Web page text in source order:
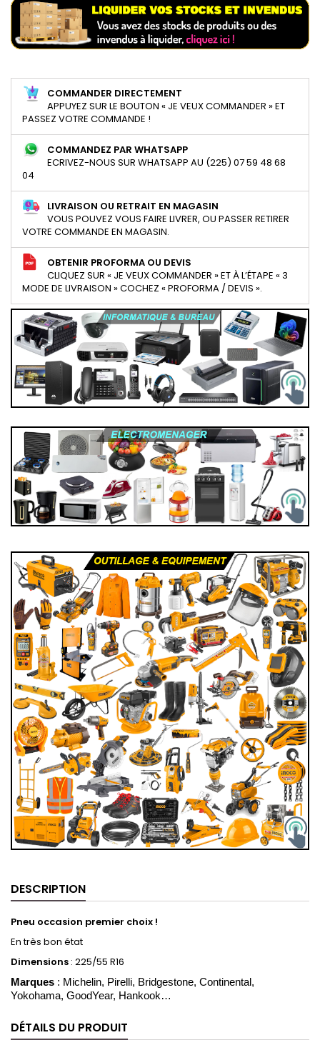
COMMANDER DIRECTEMENT
APPUYEZ SUR LE BOUTON « JE VEUX COMMANDER » ET
PASSEZ VOTRE COMMANDE !
COMMANDEZ PAR WHATSAPP
ECRIVEZ-NOUS SUR WHATSAPP AU (225) 07 59 48 68
04
LIVRAISON OU RETRAIT EN MAGASIN
VOUS POUVEZ VOUS FAIRE LIVRER, OU PASSER RETIRER
VOTRE COMMANDE EN MAGASIN.
OBTENIR PROFORMA OU DEVIS
CLIQUEZ SUR « JE VEUX COMMANDER » ET À L’ÉTAPE « 3
MODE DE LIVRAISON » COCHEZ « PROFORMA / DEVIS ».
DESCRIPTION
Pneu occasion premier choix !
En très bon état
Dimensions : 225/55 R16
Marques : Michelin, Pirelli, Bridgestone, Continental,
Yokohama, GoodYear, Hankook…
DÉTAILS DU PRODUIT